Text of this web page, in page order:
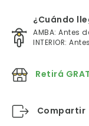
¿Cuándo
AMBA: Antes
INTERIOR:
Retirá
Compartir